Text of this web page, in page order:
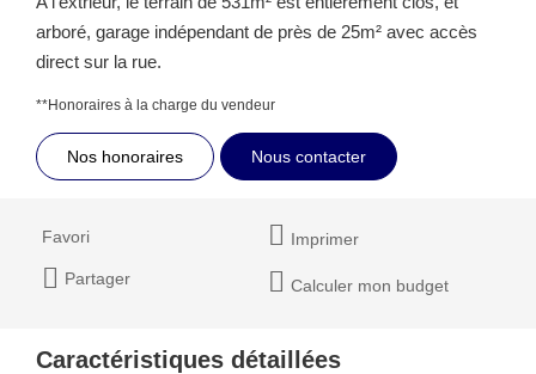
arboré, garage indépendant de près de 25m² avec accès
direct sur la rue.
**Honoraires à la charge du vendeur
Nos honoraires Nous contacter
Favori Imprimer
Partager Calculer mon budget
Caractéristiques détaillées